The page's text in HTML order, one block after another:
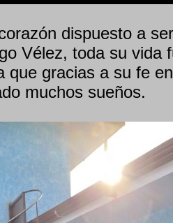
dispuesto a
Vélez, toda su vida
que gracias a su fe
muchos sueños.